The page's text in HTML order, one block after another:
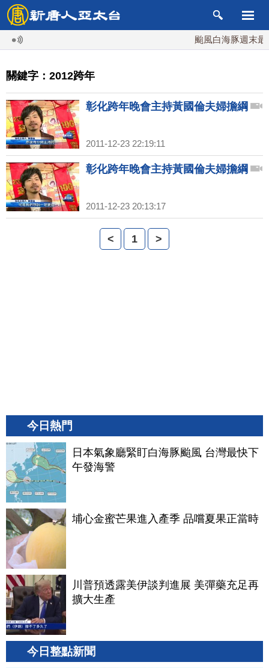
颱風白海豚週末最
關鍵字：2012跨年
彰化跨年晚會主持黃國倫夫婦擔綱
2011-12-23 22:19:11
彰化跨年晚會主持黃國倫夫婦擔綱
2011-12-23 20:13:17
< 1 >
今日熱門
日本氣象廳緊盯白海豚颱風 台灣最快下
午發海警
埔心金蜜芒果進入產季 品嚐夏果正當時
川普預透露美伊談判進展 美彈藥充足再
擴大生產
今日整點新聞